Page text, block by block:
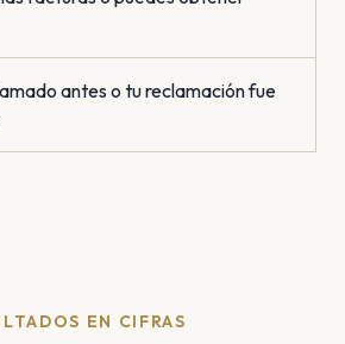
antes o tu reclamación fue
EN CIFRAS